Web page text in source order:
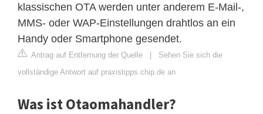
klassischen OTA werden unter anderem E-Mail-,
MMS- oder WAP-Einstellungen drahtlos an ein
Handy oder Smartphone gesendet.
Antrag auf Entfernung der Quelle | Sehen Sie sich die
vollständige Antwort auf praxistipps.chip.de an
Was ist Otaomahandler?